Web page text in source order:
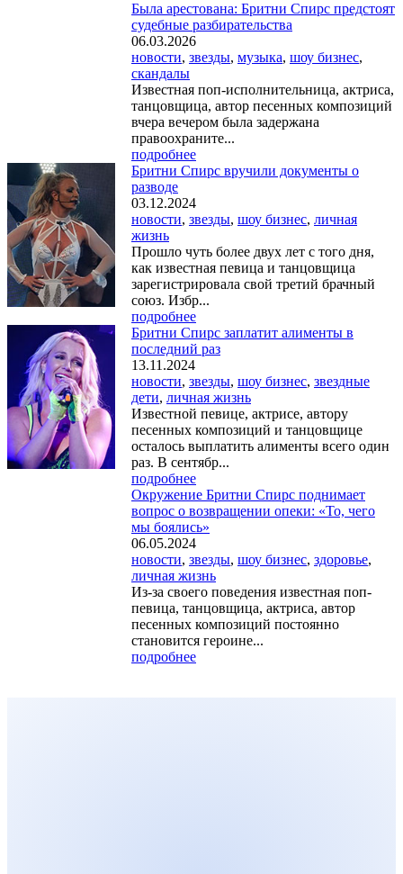
Была арестована: Бритни Спирс предстоят
судебные разбирательства
06.03.2026
новости, звезды, музыка, шоу бизнес,
скандалы
Известная поп-исполнительница, актриса,
танцовщица, автор песенных композиций
вчера вечером была задержана
правоохраните...
подробнее
Бритни Спирс вручили документы о
разводе
03.12.2024
новости, звезды, шоу бизнес, личная
жизнь
Прошло чуть более двух лет с того дня,
как известная певица и танцовщица
зарегистрировала свой третий брачный
союз. Избр...
подробнее
Бритни Спирс заплатит алименты в
последний раз
13.11.2024
новости, звезды, шоу бизнес, звездные
дети, личная жизнь
Известной певице, актрисе, автору
песенных композиций и танцовщице
осталось выплатить алименты всего один
раз. В сентябр...
подробнее
Окружение Бритни Спирс поднимает
вопрос о возвращении опеки: «То, чего
мы боялись»
06.05.2024
новости, звезды, шоу бизнес, здоровье,
личная жизнь
Из-за своего поведения известная поп-
певица, танцовщица, актриса, автор
песенных композиций постоянно
становится героине...
подробнее